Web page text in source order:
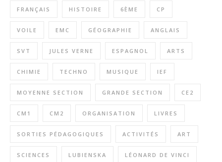
FRANÇAIS HISTOIRE 6ÈME CP
VOILE EMC GÉOGRAPHIE ANGLAIS
SVT JULES VERNE ESPAGNOL ARTS
CHIMIE TECHNO MUSIQUE IEF
MOYENNE SECTION GRANDE SECTION CE2
CM1 CM2 ORGANISATION LIVRES
SORTIES PÉDAGOGIQUES ACTIVITÉS ART
SCIENCES LUBIENSKA LÉONARD DE VINCI